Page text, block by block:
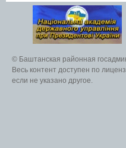
© Баштанская районная
Весь контент доступен по
если не указано другое.